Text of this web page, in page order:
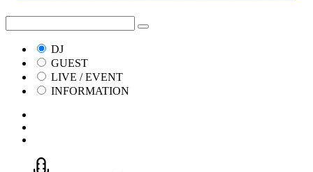
DJ
GUEST
LIVE / EVENT
INFORMATION